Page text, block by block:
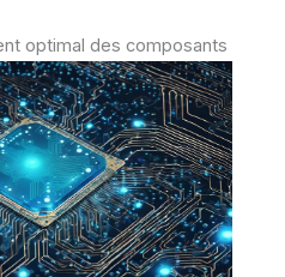
optimal des composants